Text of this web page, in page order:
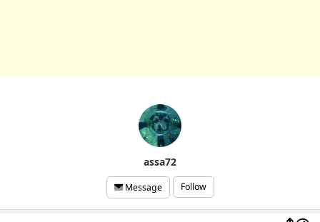
assa72
Message Follow